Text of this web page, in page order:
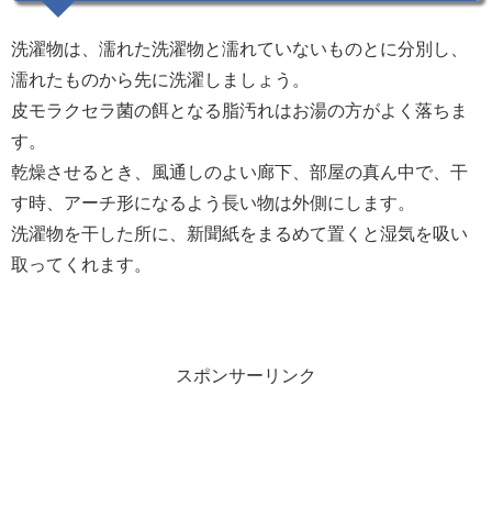
洗濯物は、濡れた洗濯物と濡れていないものとに分別し、
濡れたものから先に洗濯しましょう。
皮モラクセラ菌の餌となる脂汚れはお湯の方がよく落ちま
す。
乾燥させるとき、風通しのよい廊下、部屋の真ん中で、干
す時、アーチ形になるよう長い物は外側にします。
洗濯物を干した所に、新聞紙をまるめて置くと湿気を吸い
取ってくれます。
スポンサーリンク